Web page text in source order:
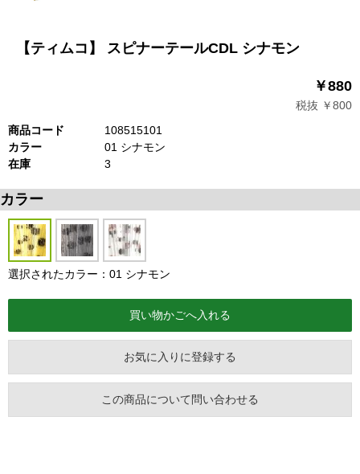
【ティムコ】 スピナーテールCDL シナモン
￥880
税抜 ￥800
商品コード
108515101
カラー
01 シナモン
在庫
3
カラー
選択されたカラー：01 シナモン
お気に入りに登録する
この商品について問い合わせる